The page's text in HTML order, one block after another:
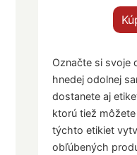
Označte si svoje
hnedej odolnej
dostanete aj
ktorú tiež
týchto etikiet
obľúbených